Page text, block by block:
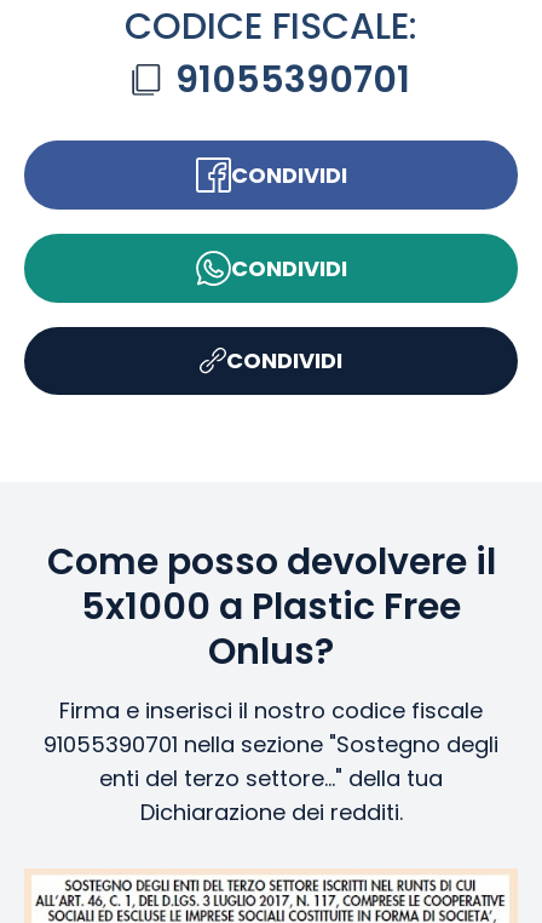
CODICE FISCALE:
91055390701
CONDIVIDI
CONDIVIDI
CONDIVIDI
Come posso devolvere il
5x1000 a Plastic Free
Onlus?
Firma e inserisci il nostro codice fiscale
91055390701 nella sezione "Sostegno degli
enti del terzo settore..." della tua
Dichiarazione dei redditi.